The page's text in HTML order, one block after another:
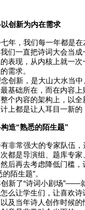
新为内在需求
年，我们每一年都是在
们一直把诗词大会当
表现，从内核上就一
需求。
创新，是大山大水当中
基础所在，而在内容
个内容的架构上，以
上都是让人耳目一新的
“熟悉的陌生题”
非常强大的专家队伍，
都是导演组、题库专
后再去考虑降低门槛
陌生题”。
新了“诗词小剧场”——
么让学生们，让喜欢
及当年诗人创作时候